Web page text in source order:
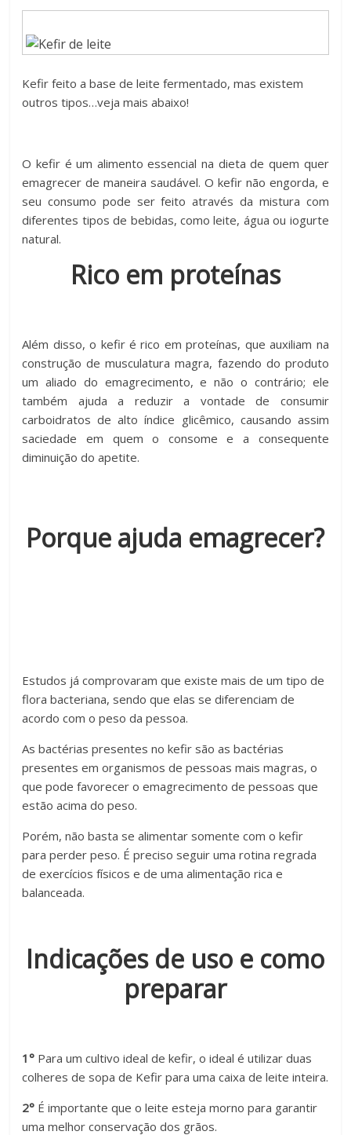
Kefir feito a base de leite fermentado, mas existem
outros tipos…veja mais abaixo!
O kefir é um alimento essencial na dieta de quem quer
emagrecer de maneira saudável. O kefir não engorda, e
seu consumo pode ser feito através da mistura com
diferentes tipos de bebidas, como leite, água ou iogurte
natural.
Rico em proteínas
Além disso, o kefir é rico em proteínas, que auxiliam na
construção de musculatura magra, fazendo do produto
um aliado do emagrecimento, e não o contrário; ele
também ajuda a reduzir a vontade de consumir
carboidratos de alto índice glicêmico, causando assim
saciedade em quem o consome e a consequente
diminuição do apetite.
Porque ajuda emagrecer?
Estudos já comprovaram que existe mais de um tipo de
flora bacteriana, sendo que elas se diferenciam de
acordo com o peso da pessoa.
As bactérias presentes no kefir são as bactérias
presentes em organismos de pessoas mais magras, o
que pode favorecer o emagrecimento de pessoas que
estão acima do peso.
Porém, não basta se alimentar somente com o kefir
para perder peso. É preciso seguir uma rotina regrada
de exercícios físicos e de uma alimentação rica e
balanceada.
Indicações de uso e como
preparar
1° Para um cultivo ideal de kefir, o ideal é utilizar duas
colheres de sopa de Kefir para uma caixa de leite inteira.
2° É importante que o leite esteja morno para garantir
uma melhor conservação dos grãos.